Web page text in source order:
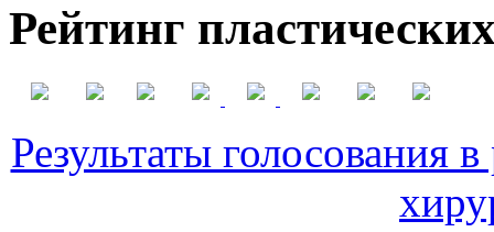
Рейтинг
Результаты голосования